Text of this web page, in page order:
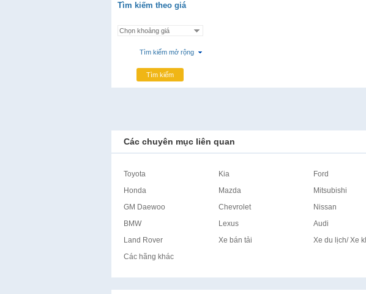
Tìm kiếm theo giá
Tìm kiếm mở rộng
Tìm kiếm
Các chuyên mục liên quan
Toyota Kia Ford
Honda
Mazda Mitsubishi
GM Daewoo
Chevrolet Nissan
BMW
Lexus Audi
Land Rover
Xe bán tải Xe du lịch/ Xe
Các hãng khác